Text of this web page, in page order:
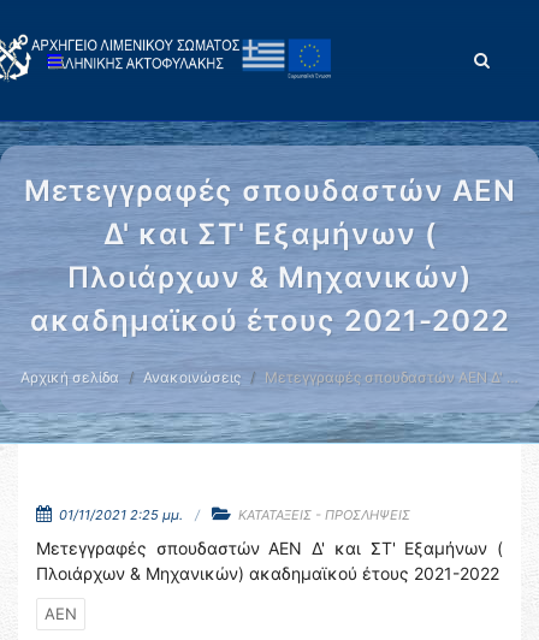
Μετεγγραφές σπουδαστών ΑΕΝ
Δ' και ΣΤ' Εξαμήνων (
Πλοιάρχων & Μηχανικών)
ακαδημαϊκού έτους 2021-2022
Αρχική σελίδα Ανακοινώσεις Μετεγγραφές σπουδαστών ΑΕΝ Δ' …
01/11/2021 2:25 μμ. ΚΑΤΑΤΑΞΕΙΣ - ΠΡΟΣΛΗΨΕΙΣ
Μετεγγραφές σπουδαστών ΑΕΝ Δ' και ΣΤ' Εξαμήνων (
Πλοιάρχων & Μηχανικών) ακαδημαϊκού έτους 2021-2022
ΑΕΝ